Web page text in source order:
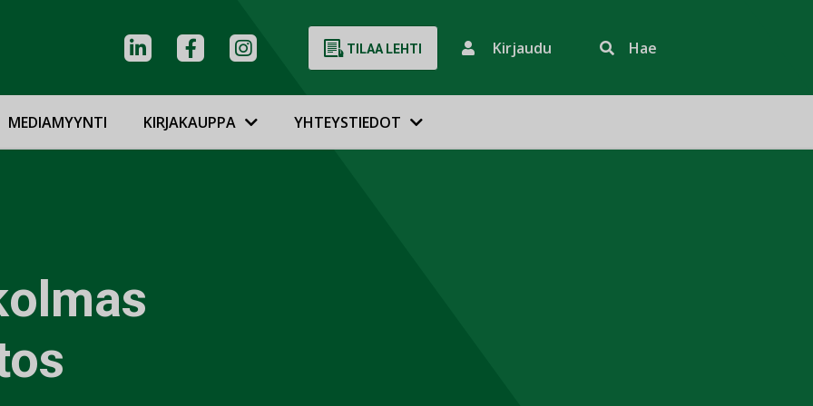
TILAA LEHTI Kirjaudu Hae
MEDIAMYYNTI KIRJAKAUPPA YHTEYSTIEDOT